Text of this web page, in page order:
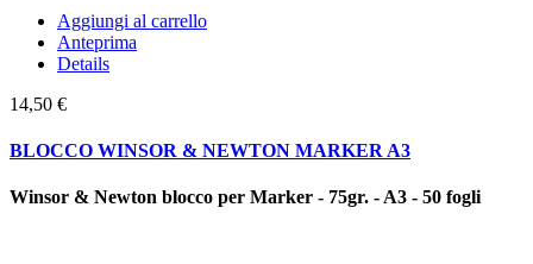
Aggiungi al carrello
Anteprima
Details
14,50 €
BLOCCO WINSOR & NEWTON MARKER A3
Winsor & Newton blocco per Marker - 75gr. - A3 - 50 fogli